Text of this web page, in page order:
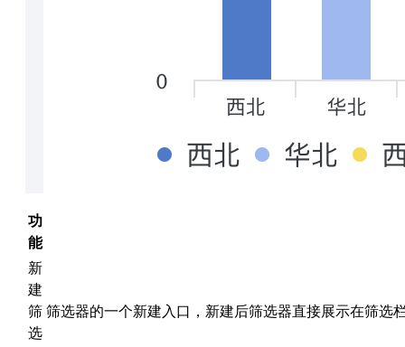
功
能
新
建
筛
选
筛选器的一个新建入口，新建后筛选器直接展示在筛选